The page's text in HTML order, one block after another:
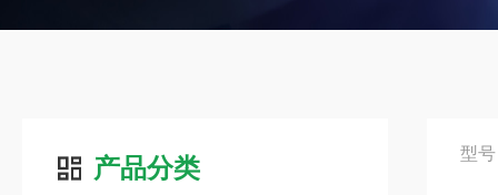
产品分类 型